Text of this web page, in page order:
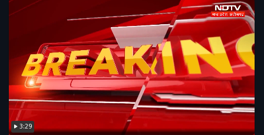
3:29